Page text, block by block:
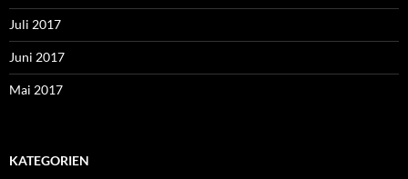
Juli 2017
Juni 2017
Mai 2017
KATEGORIEN